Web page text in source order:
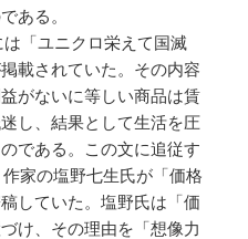
ある。
は「ユニクロ栄えて国滅
載されていた。その内容
がないに等しい商品は賃
し、結果として生活を圧
である。この文に追従す
家の塩野七生氏が「価格
していた。塩野氏は「価
け、その理由を「想像力